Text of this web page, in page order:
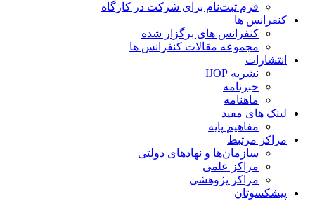
فرم ثبت‌نام برای شرکت در کارگاه
کنفرانس ها
کنفرانس های برگزار شده
مجموعه مقالات کنفرانس ها
انتشارات
نشریه IJOP
خبرنامه
ماهنامه
لینک های مفید
مفاهیم پایه
مراکز مرتبط
سازمان‌ها و نهادهای دولتی
مراکز علمی
مراکز پژوهشی
پیشکسوتان